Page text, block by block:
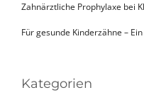
Zahnärztliche Prophylaxe bei
Für gesunde Kinderzähne –
Kategorien